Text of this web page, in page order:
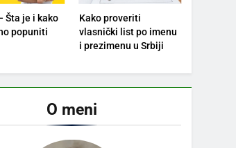
Šta je i kako
popuniti
Kako proveriti
vlasnički list po imenu
i prezimenu u Srbiji
O meni